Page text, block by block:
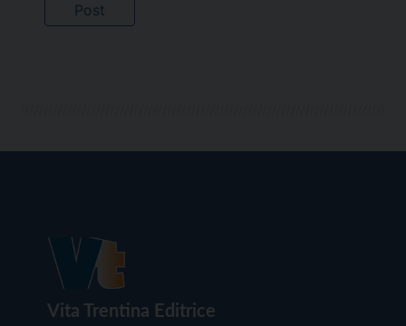
Vita Trentina Editrice